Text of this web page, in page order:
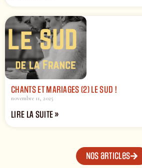
CHANTS ET MARIAGES (2) LE SUD !
novembre 11, 2025
LIRE LA SUITE »
Nos articles